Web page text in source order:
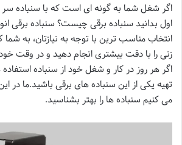
اگر شغل شما به گونه ای است که با سنباده سر
اول بدانید سنباده برقی چیست؟ سنباده برقی
انتخاب مناسب ترین با توجه به نیازتان، به
زنی را با دقت بیشتری انجام دهید و در وقت
اگر هر روز در کار و شغل خود از سنباده استفاده
تهیه یکی از این سنباده های برقی باشید.ما در
می کنیم سنباده ها را بهتر بشناسید.